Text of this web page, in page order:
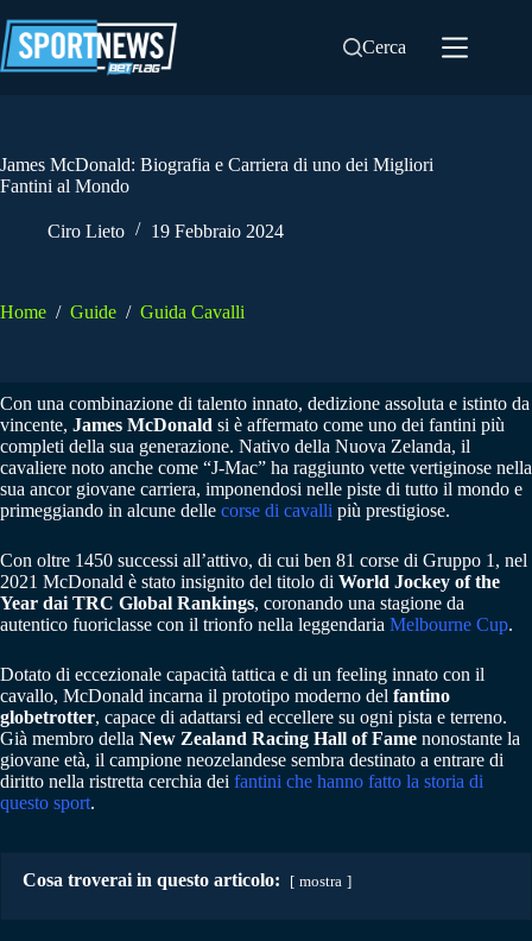
al
contenuto
Cerca
James McDonald: Biografia e Carriera di uno dei Migliori
Fantini al Mondo
Ciro Lieto 19 Febbraio 2024
Home / Guide / Guida Cavalli
Con una combinazione di talento innato, dedizione assoluta e istinto da
vincente, James McDonald si è affermato come uno dei fantini più
completi della sua generazione. Nativo della Nuova Zelanda, il
cavaliere noto anche come “J-Mac” ha raggiunto vette vertiginose nella
sua ancor giovane carriera, imponendosi nelle piste di tutto il mondo e
primeggiando in alcune delle corse di cavalli più prestigiose.
Con oltre 1450 successi all’attivo, di cui ben 81 corse di Gruppo 1, nel
2021 McDonald è stato insignito del titolo di World Jockey of the
Year dai TRC Global Rankings, coronando una stagione da
autentico fuoriclasse con il trionfo nella leggendaria Melbourne Cup.
Dotato di eccezionale capacità tattica e di un feeling innato con il
cavallo, McDonald incarna il prototipo moderno del fantino
globetrotter, capace di adattarsi ed eccellere su ogni pista e terreno.
Già membro della New Zealand Racing Hall of Fame nonostante la
giovane età, il campione neozelandese sembra destinato a entrare di
diritto nella ristretta cerchia dei fantini che hanno fatto la storia di
questo sport.
Cosa troverai in questo articolo: mostra